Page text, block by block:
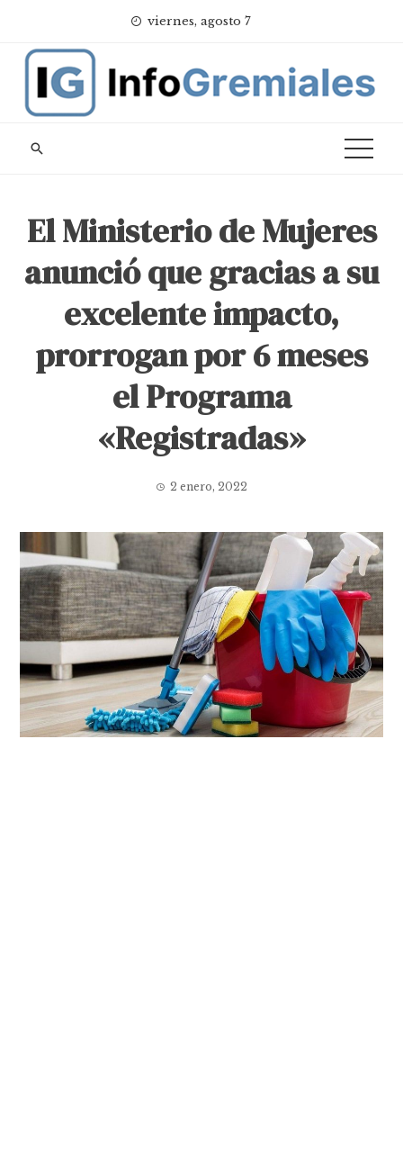
content
viernes, agosto 7
El Ministerio de Mujeres
anunció que gracias a su
excelente impacto,
prorrogan por 6 meses
el Programa
«Registradas»
2 enero, 2022